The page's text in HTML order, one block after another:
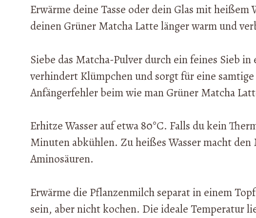
Erwärme deine Tasse oder dein Glas mit heißem
deinen Grüner Matcha Latte länger warm und
Siebe das Matcha-Pulver durch ein feines Sieb
verhindert Klümpchen und sorgt für eine
Anfängerfehler beim wie man Grüner Matcha
Erhitze Wasser auf etwa 80°C. Falls du kein
Minuten abkühlen. Zu heißes Wasser macht
Aminosäuren.
Erwärme die Pflanzenmilch separat in einem
sein, aber nicht kochen. Die ideale Temperatur